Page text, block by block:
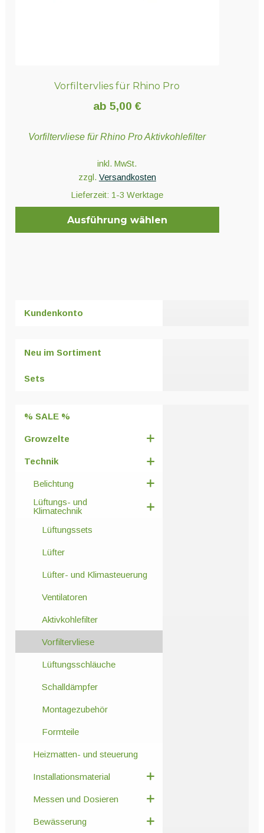
Vorfiltervlies für Rhino Pro
ab 5,00 €
Vorfiltervliese für Rhino Pro Aktivkohlefilter
inkl. MwSt.
zzgl. Versandkosten
Lieferzeit: 1-3 Werktage
Ausführung wählen
auf.
auf
gewählt
Kundenkonto
Neu im Sortiment
Sets
% SALE %
Growzelte
Technik
Belichtung
Lüftungs- und
Klimatechnik
Lüftungssets
Lüfter
Lüfter- und Klimasteuerung
Ventilatoren
Aktivkohlefilter
Vorfiltervliese
Lüftungsschläuche
Schalldämpfer
Montagezubehör
Formteile
Heizmatten- und steuerung
Installationsmaterial
Messen und Dosieren
Bewässerung